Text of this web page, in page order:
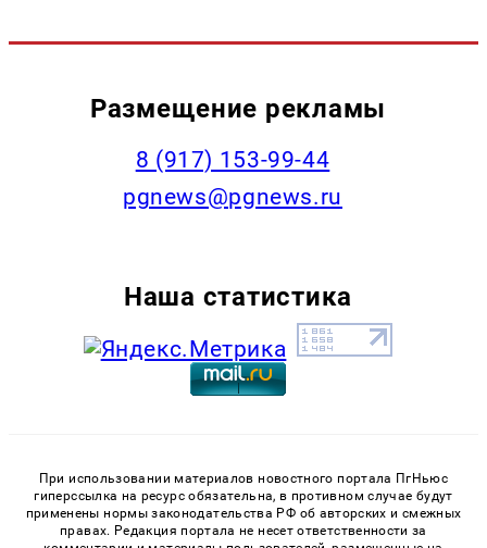
Размещение рекламы
‭8 (917) 153-99-44
pgnews@pgnews.ru
Наша статистика
При использовании материалов новостного портала ПгНьюс
гиперссылка на ресурс обязательна, в противном случае будут
применены нормы законодательства РФ об авторских и смежных
правах. Редакция портала не несет ответственности за